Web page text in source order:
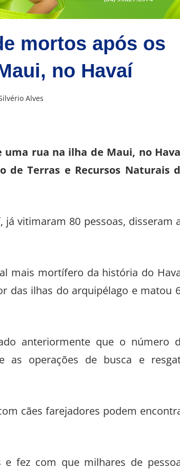
mortos após os
no Havaí
Alves
rua na ilha de Maui, no
de Terras e Recursos Naturais
vitimaram 80 pessoas, disseram
mais mortífero da história do
das ilhas do arquipélago e matou
anteriormente que o número
as operações de busca e
cães farejadores podem
fez com que milhares de